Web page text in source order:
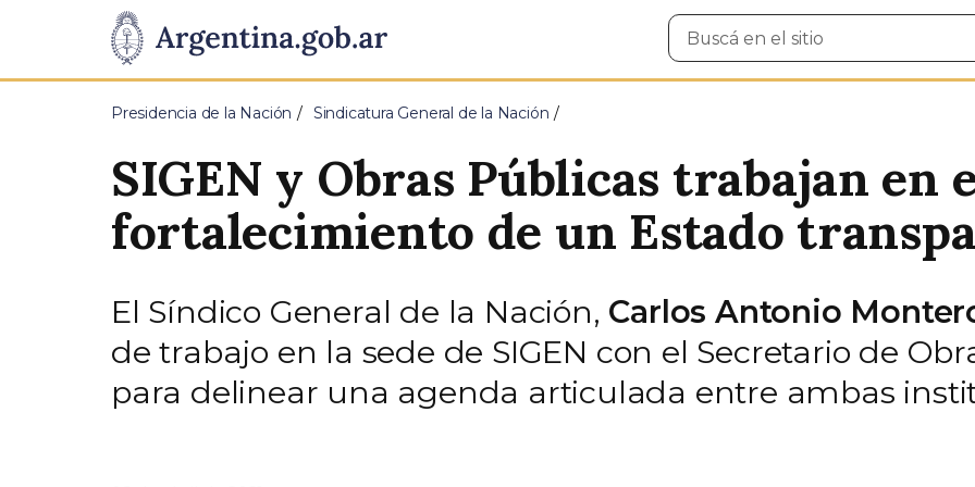
Presidencia
de
Pasar al contenido principal
Buscar
en
Presidencia de la Nación Sindicatura General de la Nación
SIGEN y Obras Públicas trabajan en
fortalecimiento de un Estado
El Síndico General de la Nación, Carlos Antonio
de trabajo en la sede de SIGEN con el Secretario de
para delinear una agenda articulada entre ambas